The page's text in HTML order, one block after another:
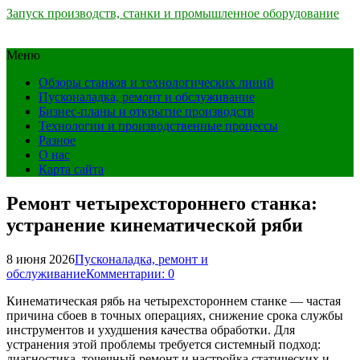
Запуск производств, станки и промышленное оборудование
Меню
Обзоры станков и технологических линий
Пусконаладка, ремонт и обслуживание
Бизнес-планы и открытие производств
Технологии и производственные процессы
Разное
О нас
Карта сайта
Ремонт четырехстороннего станка:
устранение кинематической ряби
8 июня 2026Пусконаладка, ремонт и
обслуживаниеКомментарии: 0
Кинематическая рябь на четырехстороннем станке — частая
причина сбоев в точных операциях, снижение срока службы
инструментов и ухудшения качества обработки. Для
устранения этой проблемы требуется системный подход: